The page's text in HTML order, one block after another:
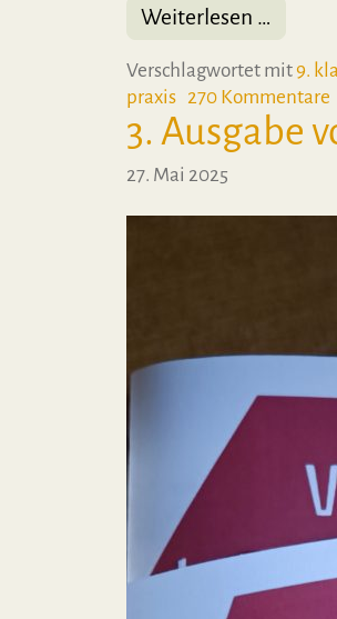
Weiterlesen …
Verschlagwortet mit9.
praxis 270 Kommentare
3. Ausgabe
27. Mai 2025